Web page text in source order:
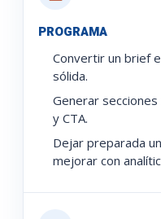
PROGRAMA
Convertir un brief
sólida.
Generar secciones
y CTA.
Dejar preparada
mejorar con